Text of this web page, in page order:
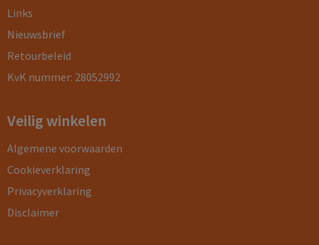
Links
Nieuwsbrief
Retourbeleid
KvK nummer: 28052992
Veilig winkelen
Algemene voorwaarden
Cookieverklaring
Privacyverklaring
Disclaimer